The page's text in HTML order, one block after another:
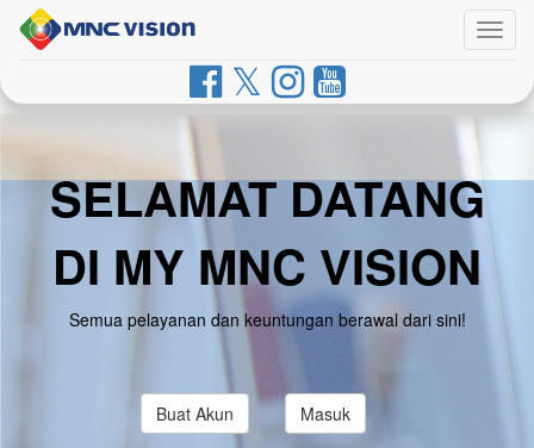
SELAMAT DATANG
DI MY MNC VISION
Semua pelayanan dan keuntungan berawal dari sini!
Buat Akun Masuk